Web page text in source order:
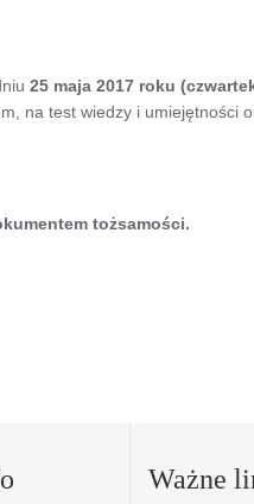
25 maja 2017 roku
na test wiedzy i umiejętności
tożsamości.
Ważne